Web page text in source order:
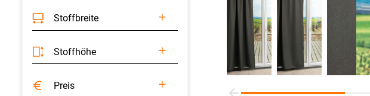
Stoffbreite
Stoffhöhe
Preis